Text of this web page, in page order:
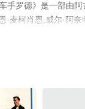
手罗德》是一部由阿
·麦柯肖恩,威尔·阿
，手机免费观看高